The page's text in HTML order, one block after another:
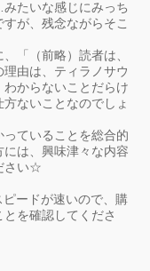
たいな感じにみっち
が、残念ながらそこ
「（前略）読者は、
由は、ティラノサウ
からないことだらけ
ないことなのでしょ
ていることを総合的
は、興味津々な内容
さい☆
ードが速いので、購
を確認してくださ